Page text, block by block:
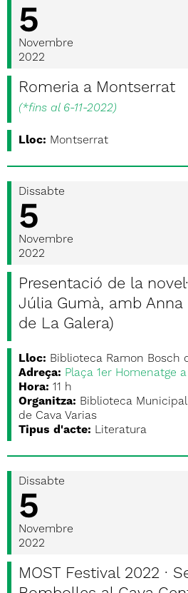
5
Novembre
2022
Romeria a Montserrat
(*fins al 6-11-2022)
Lloc: Montserrat
Dissabte
5
Novembre
2022
Presentació de la
Júlia Gumà, amb Anna
de La Galera)
Lloc: Biblioteca Ramon Bosch
Adreça: Plaça 1er Homenatge
Hora: 11 h
Organitza: Biblioteca
de Cava Varias
Tipus d'acte: Literatura
Dissabte
5
Novembre
2022
MOST Festival 2022 ·